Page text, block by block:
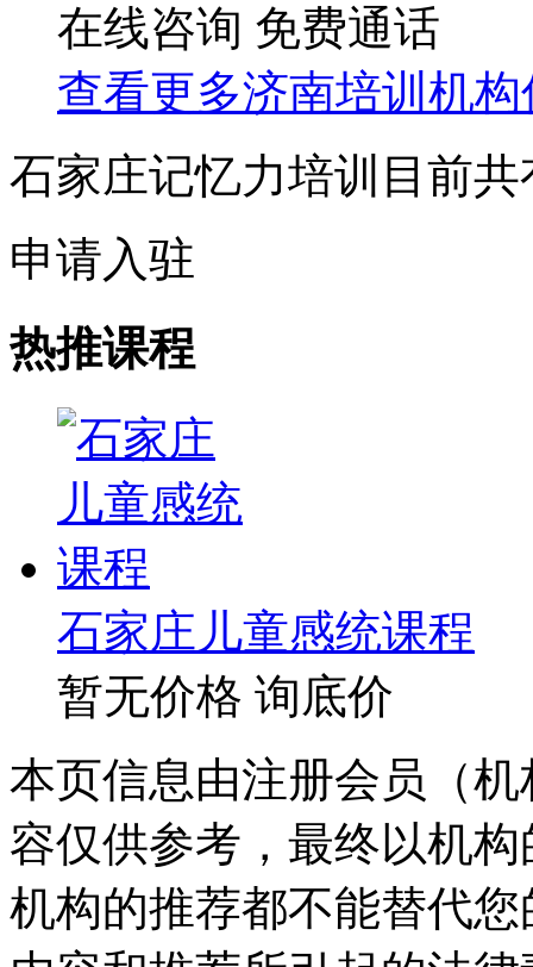
在线咨询 免费通话
查看更多济南培训机构
石家庄记忆力培训目前
申请入驻
热推课程
石家庄儿童感统课程
暂无价格 询底价
本页信息由注册会员（
容仅供参考，最终以机
机构的推荐都不能替代